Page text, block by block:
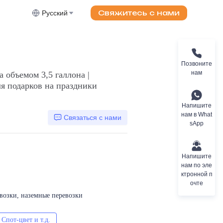
Русский Свяжитесь с нами
объемом 3,5 галлона |
подарков на праздники
Связаться с нами
наземные перевозки
цвет и т.д.
Позвоните
нам
Напишите
нам в What
sApp
Напишите
нам по эле
ктронной п
очте